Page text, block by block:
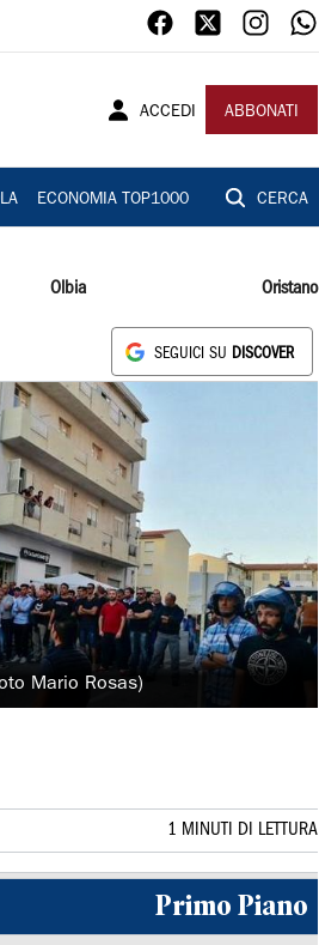
ACCEDI ABBONATI
ECONOMIA TOP1000 CERCA
Olbia Oristano
SEGUICI SU DISCOVER
Mario Rosas)
1 MINUTI DI LETTURA
Primo Piano